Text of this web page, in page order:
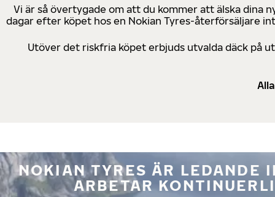
Vi är så övertygade om att du kommer att älska dina
dagar efter köpet hos en Nokian Tyres-återförsäljare
Utöver det riskfria köpet erbjuds utvalda däck på
NOKIAN TYRES ÄR LEDANDE
ARBETAR